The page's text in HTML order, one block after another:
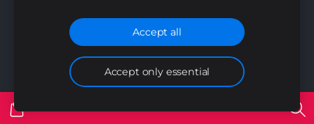
Accept all
Accept only essential